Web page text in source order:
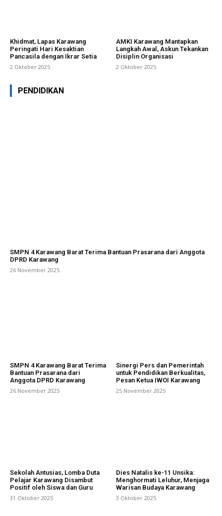
Khidmat, Lapas Karawang
Peringati Hari Kesaktian
Pancasila dengan Ikrar Setia
2 Oktober 2025
AMKI Karawang Mantapkan
Langkah Awal, Askun Tekankan
Disiplin Organisasi
2 Oktober 2025
PENDIDIKAN
SMPN 4 Karawang Barat Terima Bantuan Prasarana dari Anggota
DPRD Karawang
26 November 2025
SMPN 4 Karawang Barat Terima
Bantuan Prasarana dari
Anggota DPRD Karawang
26 November 2025
Sinergi Pers dan Pemerintah
untuk Pendidikan Berkualitas,
Pesan Ketua IWOI Karawang
25 November 2025
Sekolah Antusias, Lomba Duta
Pelajar Karawang Disambut
Positif oleh Siswa dan Guru
31 Oktober 2025
Dies Natalis ke-11 Unsika:
Menghormati Leluhur, Menjaga
Warisan Budaya Karawang
3 Oktober 2025